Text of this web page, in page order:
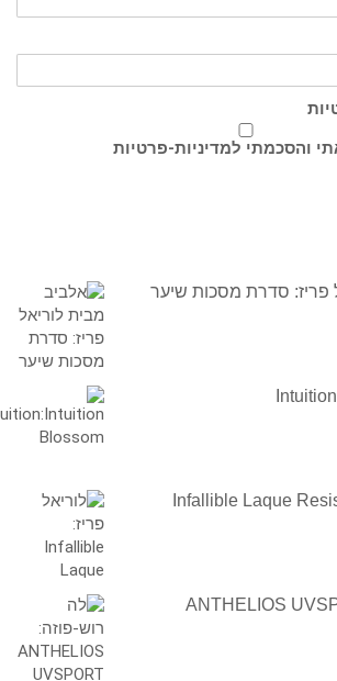
והסכמתי למדיניות-פרטיות
פריז: סדרת מסכות שיער